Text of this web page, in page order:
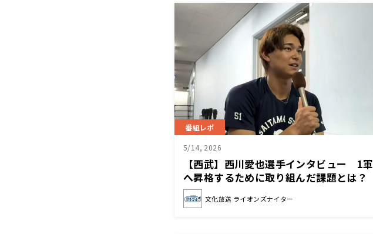
番組レポ
5/14, 2026
【西武】西川愛也選手インタビュー 1軍
へ昇格するために取り組んだ課題とは？
文化放送 ライオンズナイター